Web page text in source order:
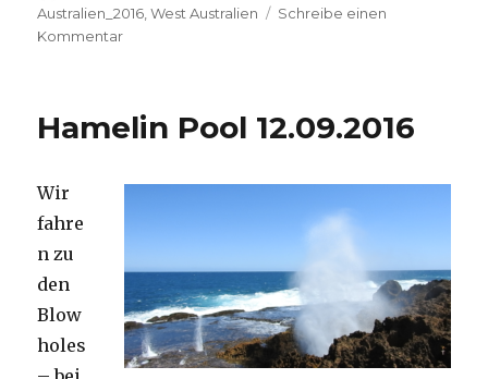
am
Australien_2016 ,West Australien
Schreibe einen
Kommentarzu
Hamelin Pool 12.09.2016
Wir
fahre
n zu
den
Blow
holes